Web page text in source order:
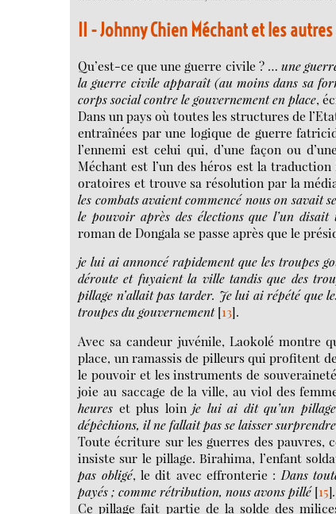
II - Johnny Chien Méchant et les
Qu’est-ce que une guerre civile ? … une
la guerre civile apparaît (au moins dans sa
corps social contre legouvernement en place,
Dans un pays où toutes les structures de
entraînées par une logique de guerre
l’ennemi est celui qui, d’une façon ou
Méchant est l’un des héros est la
oratoires et trouve sa résolution par la
les combats avaient commencé nous on savait
le pouvoir après des élections que l’un
roman de Dongala se passe après que le
je lui ai annoncé rapidement que les troupes
déroute et fuyaient la ville tandis que des
pillage n’allait pas tarder. Je lui ai répété que
troupes du gouvernement[13].
Avec sa candeur juvénile, Laokolé montre
place, un ramassis de pilleurs qui profitent
le pouvoir et les instruments de
joie au saccage de la ville, au viol des
heures et plus loinje lui ai dit qu’un
dépêchions, il ne fallait pas selaisser
Toute écriture sur les guerres des pauvres,
insiste sur le pillage. Birahima, l’enfant
pas obligé, le dit avec effronterie : Dans
payés ; comme rétribution, nous avons pillé[15].
Ce pillage fait partie de la solde des